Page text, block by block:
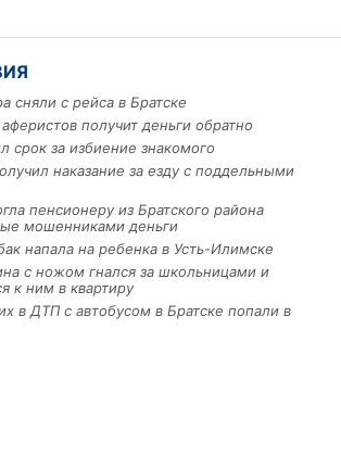
сняли с рейса в Братске
получит деньги обратно
срок за избиение знакомого
наказание за езду с поддельными
пенсионеру из Братского района
мошенниками деньги
напала на ребенка в Усть-Илимске
с ножом гнался за школьницами и
к ним в квартиру
в ДТП с автобусом в Братске попали в